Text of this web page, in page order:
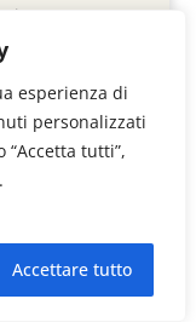
esperienza di
personalizzati
tutti”,
Accettare tutto